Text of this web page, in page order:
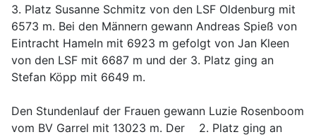
3. Platz Susanne Schmitz von den LSF Oldenburg mit
6573 m. Bei den Männern gewann Andreas Spieß von
Eintracht Hameln mit 6923 m gefolgt von Jan Kleen
von den LSF mit 6687 m und der 3. Platz ging an
Stefan Köpp mit 6649 m.
Den Stundenlauf der Frauen gewann Luzie Rosenboom
vom BV Garrel mit 13023 m. Der 2. Platz ging an